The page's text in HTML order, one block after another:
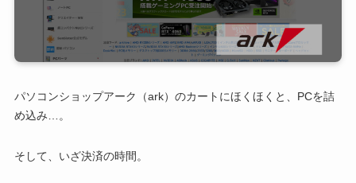
パソコンショップアーク（ark）のカートにほくほくと、PCを詰
め込み…。
そして、いざ決済の時間。